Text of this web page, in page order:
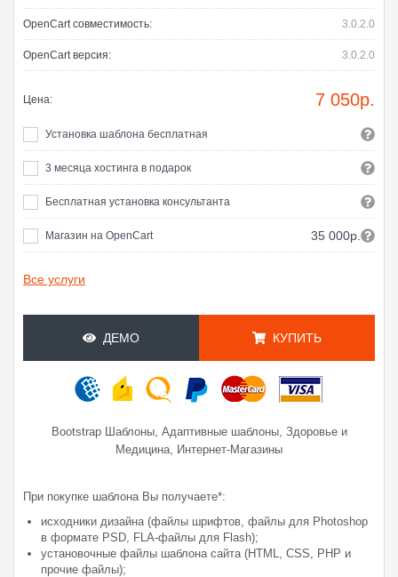
OpenCart совместимость: 3.0.2.0
OpenCart версия: 3.0.2.0
Цена: 7 050р.
Установка шаблона бесплатная
3 месяца хостинга в подарок
Бесплатная установка консультанта
Магазин на OpenCart 35 000р.
Все услуги
ДЕМО КУПИТЬ
Bootstrap Шаблоны, Адаптивные шаблоны, Здоровье и
Медицина
Интернет-Магазины
При покупке шаблона Вы получаете*:
исходники дизайна (файлы шрифтов, файлы для Photoshop
в формате PSD, FLA-файлы для Flash);
установочные файлы шаблона сайта (HTML, CSS, PHP и
прочие файлы);